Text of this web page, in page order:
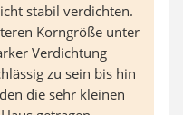
stabil verdichten.
Korngröße unter
Verdichtung
zu sein bis hin
die sehr kleinen